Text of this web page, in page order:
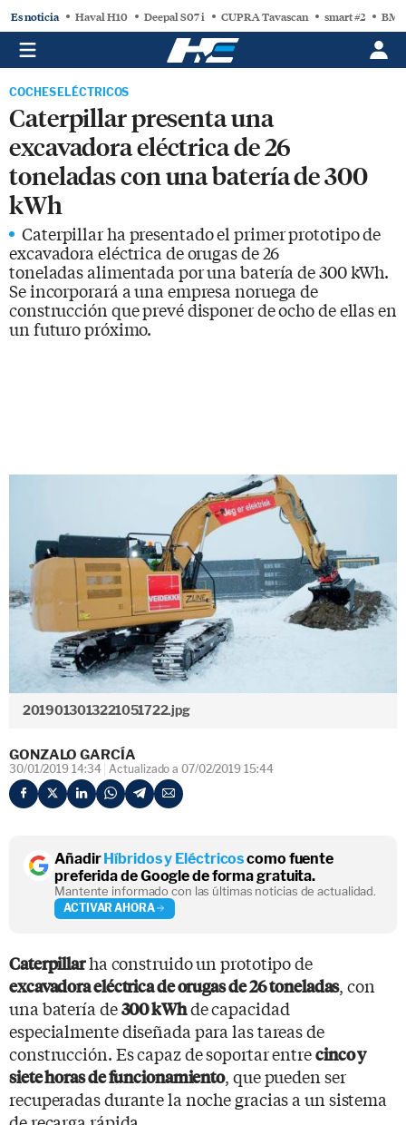
Es noticia Haval H10 Deepal S07 i CUPRA Tavascan smart #2
COCHES ELÉCTRICOS
Caterpillar presenta una
excavadora eléctrica de 26
toneladas con una batería de 300
kWh
Caterpillar ha presentado el primer prototipo de
excavadora eléctrica de orugas de 26
toneladas alimentada por una batería de 300 kWh.
Se incorporará a una empresa noruega de
construcción que prevé disponer de ocho de ellas en
un futuro próximo.
2019013013221051722.jpg
GONZALO GARCÍA
30/01/2019 14:34 Actualizado a 07/02/2019 15:44
AñadirHíbridos y Eléctricoscomo fuente
preferida de Google de forma gratuita.
Mantente informado con las últimas noticias de actualidad.
ACTIVAR AHORA
Caterpillarha construido un prototipo de
excavadora eléctrica de orugas de 26 toneladas, con
una batería de300 kWhde capacidad
especialmente diseñada para las tareas de
construcción. Es capaz de soportar entrecinco y
siete horas de funcionamiento, que pueden ser
recuperadas durante la noche gracias a un sistema